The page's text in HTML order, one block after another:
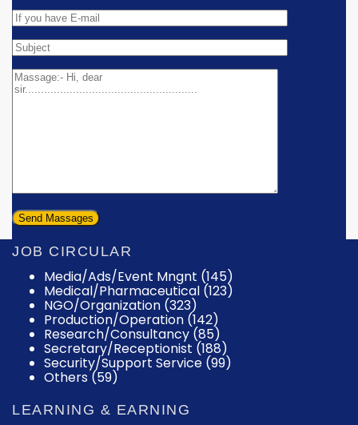
JOB CIRCULAR
Media/Ads/Event Mngnt (145)
Medical/Pharmaceutical (123)
NGO/Organization (323)
Production/Operation (142)
Research/Consultancy (85)
Secretary/Receptionist (188)
Security/Support Service (99)
Others (59)
LEARNING & EARNING